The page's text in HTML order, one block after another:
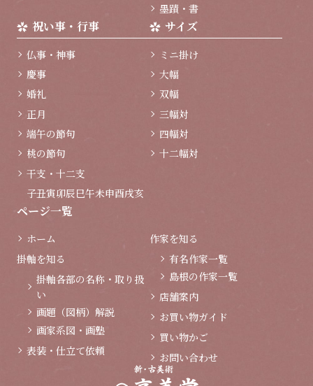
墨蹟・書
祝い事・行事
仏事・神事
慶事
婚礼
正月
端午の節句
桃の節句
干支・十二支
子丑寅卯辰巳午未申酉戌亥
サイズ
ミニ掛け
大幅
双幅
三幅対
四幅対
十二幅対
ページ一覧
ホーム
掛軸を知る
掛軸各部の名称・取り扱
い
画題（図柄）解説
画家系図・画塾
表装・仕立て依頼
作家を知る
有名作家一覧
島根の作家一覧
店舗案内
お買い物ガイド
買い物かご
お問い合わせ